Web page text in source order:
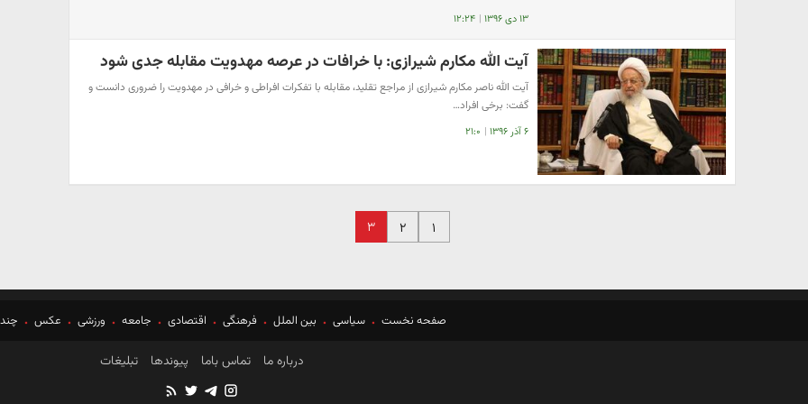
۱۳ دی ۱۳۹۶ | ۱۲:۲۴
آیت الله مکارم شیرازی: با خرافات در عرصه مهدویت مقابله جدی شود
آیت الله ناصر مکارم شیرازی از مراجع تقلید، مقابله با تفکرات افراطی و خرافی در مهدویت را ضروری دانست و
گفت: برخی افراد…
۶ آذر ۱۳۹۶ | ۲۱:۰
۱ ۲ ۳
صفحه نخست سیاسی بین الملل فرهنگی اقتصادی جامعه ورزشی عکس
درباره ما تماس باما پیوندها تبلیغات